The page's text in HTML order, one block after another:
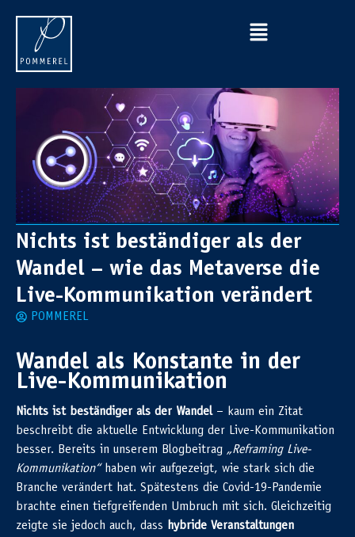
Nichts ist beständiger als der
Wandel – wie das Metaverse die
Live-Kommunikation verändert
POMMEREL
Wandel als Konstante in der
Live-Kommunikation
Nichts ist beständiger als der Wandel– kaum ein Zitat
beschreibt die aktuelle Entwicklung der Live-Kommunikation
besser. Bereits in unserem Blogbeitrag „Reframing Live-
Kommunikation“haben wir aufgezeigt, wie stark sich die
Branche verändert hat. Spätestens die Covid-19-Pandemie
brachte einen tiefgreifenden Umbruch mit sich. Gleichzeitig
zeigte sie jedoch auch, dass hybride Veranstaltungen